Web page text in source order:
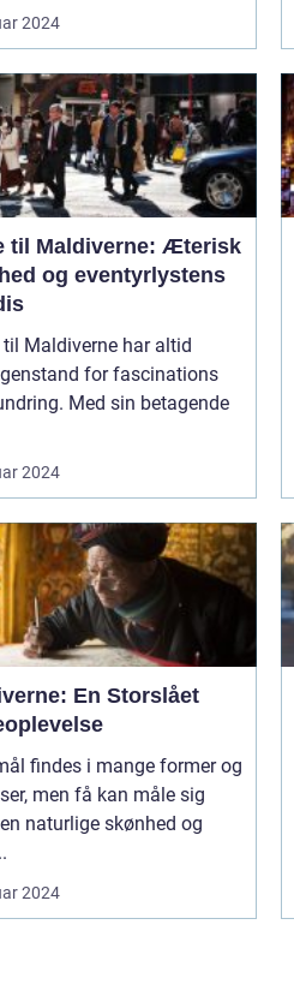
2024
til Maldiverne: Æterisk
og eventyrlystens
til Maldiverne har altid
for fascinations
Med sin betagende
2024
En Storslået
findes i mange former og
men få kan måle sig
naturlige skønhed og
2024